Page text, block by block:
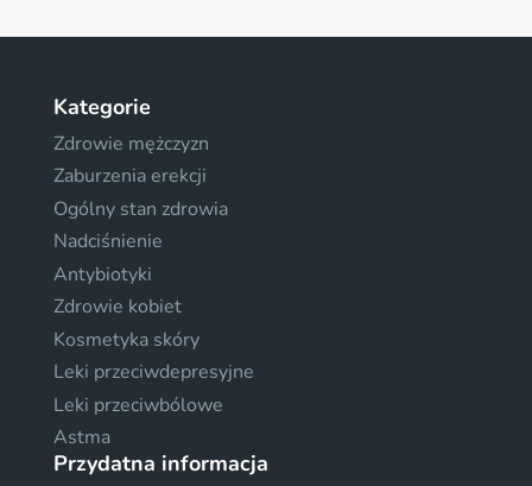
Kategorie
Zdrowie mężczyzn
Zaburzenia erekcji
Ogólny stan zdrowia
Nadciśnienie
Antybiotyki
Zdrowie kobiet
Kosmetyka skóry
Leki przeciwdepresyjne
Leki przeciwbólowe
Astma
Przydatna informacja